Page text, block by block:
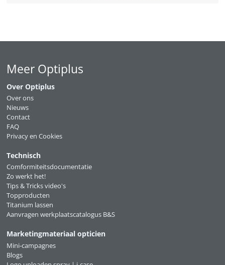
Meer Optiplus
Over Optiplus
Over ons
Nieuws
Contact
FAQ
Privacy en Cookies
Technisch
Comformiteitsdocumentatie
Zo werkt het!
Tips & Tricks video's
Topproducten
Titanium lassen
Aanvragen werkplaatscatalogus B&S
Marketingmateriaal opticien
Mini-campagnes
Blogs